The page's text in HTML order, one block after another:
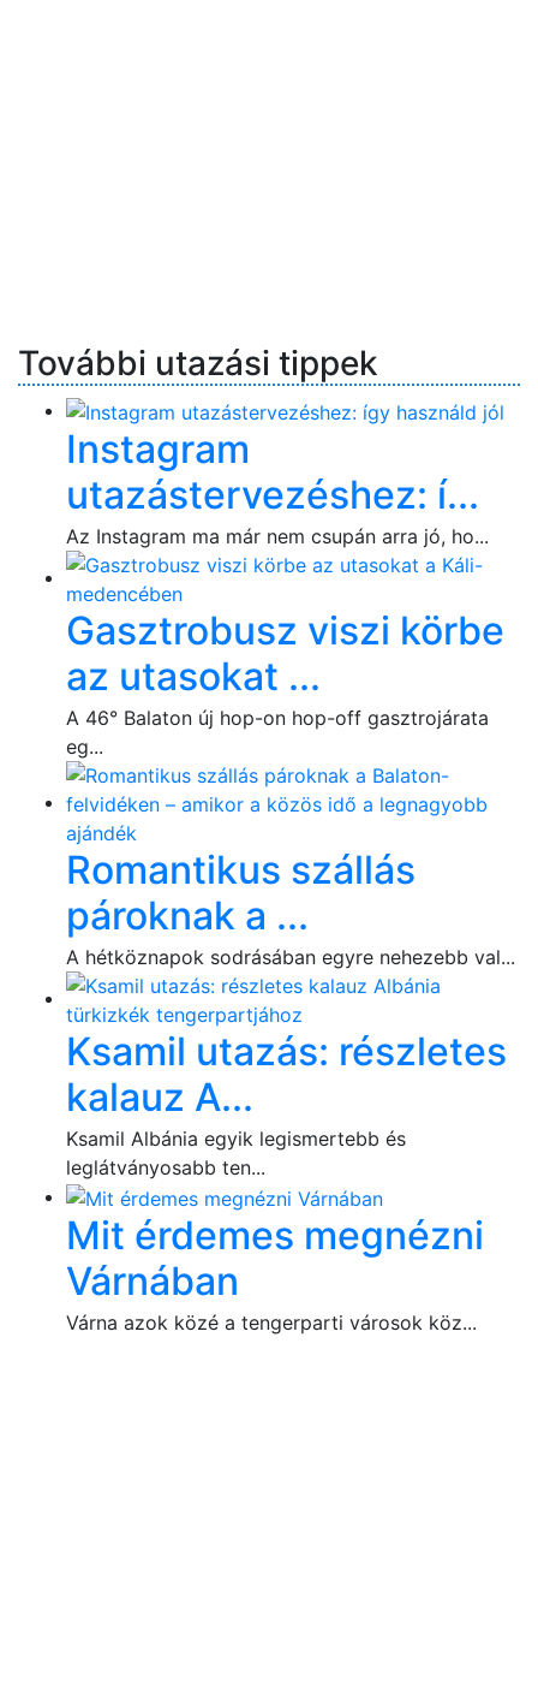
További utazási tippek
Instagram
utazástervezéshez: í...
Az Instagram ma már nem csupán arra jó, ho...
Gasztrobusz viszi körbe
az utasokat ...
A 46° Balaton új hop-on hop-off gasztrojárata
eg...
Romantikus szállás
pároknak a ...
A hétköznapok sodrásában egyre nehezebb val...
Ksamil utazás: részletes
kalauz A...
Ksamil Albánia egyik legismertebb és
leglátványosabb ten...
Mit érdemes megnézni
Várnában
Várna azok közé a tengerparti városok köz...